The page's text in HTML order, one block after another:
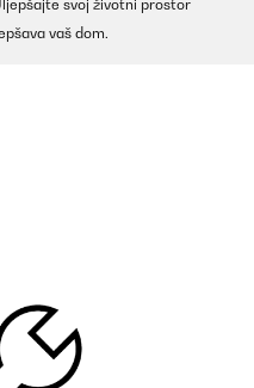
svoj životni prostor
vaš dom.